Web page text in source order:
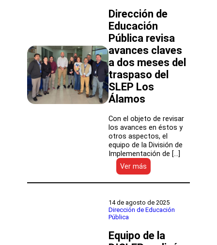
asumir
la
Educación
Pública
del
Dirección de
Educación
Pública revisa
avances claves
a dos meses del
traspaso del
SLEP Los
Álamos
Con el objeto de revisar
los avances en éstos y
otros aspectos, el
equipo de la División de
Implementación de […]
Ver más
Dirección
de
Pública
revisa
a
14 de agosto de 2025
Dirección de Educación
Pública
Equipo de la